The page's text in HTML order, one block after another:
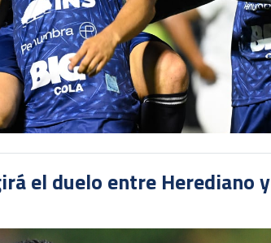
el duelo entre Herediano y